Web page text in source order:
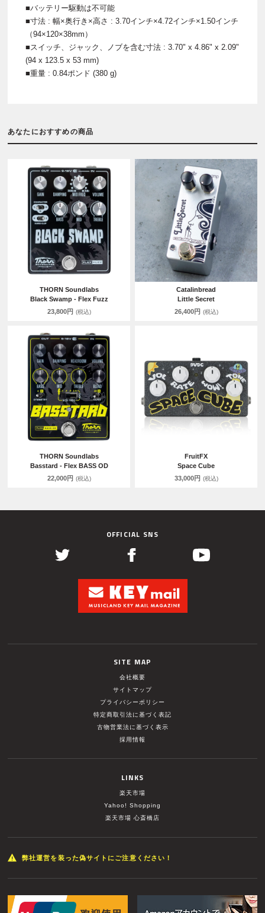
■バッテリー駆動は不可能
■寸法 : 幅×奥行き×高さ : 3.70インチ×4.72インチ×1.50インチ
（94×120×38mm）
■スイッチ、ジャック、ノブを含む寸法 : 3.70" x 4.86" x 2.09"
(94 x 123.5 x 53 mm)
■重量 : 0.84ポンド (380 g)
あなたにおすすめの商品
THORN Soundlabs
Black Swamp - Flex Fuzz
23,800円 (税込)
Catalinbread
Little Secret
26,400円 (税込)
THORN Soundlabs
Basstard - Flex BASS OD
22,000円 (税込)
FruitFX
Space Cube
33,000円 (税込)
OFFICIAL SNS
SITE MAP
会社概要
サイトマップ
プライバシーポリシー
特定商取引法に基づく表記
古物営業法に基づく表示
採用情報
LINKS
楽天市場
Yahoo! Shopping
楽天市場 心斎橋店
弊社運営を装った偽サイトにご注意ください！